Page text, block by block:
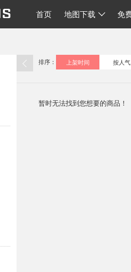
首页 地图下载 免
排序： 上架时间 按人气
暂时无法找到您想要的商品！